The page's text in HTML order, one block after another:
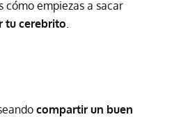
cómo empiezas a sacar
tu cerebrito
compartir un buen